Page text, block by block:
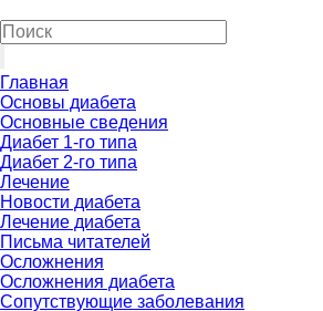
Главная
Основы диабета
Основные сведения
Диабет 1-го типа
Диабет 2-го типа
Лечение
Новости диабета
Лечение диабета
Письма читателей
Осложнения
Осложнения диабета
Сопутствующие заболевания